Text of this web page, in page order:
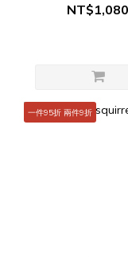
NT$1,080
一件95折 兩件9折